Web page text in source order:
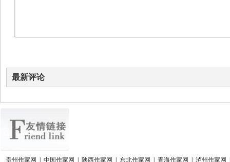
最新评论
贵州作家网 | 中国作家网 | 陕西作家网 | 东北作家网 | 青海作家网 | 泸州作家网